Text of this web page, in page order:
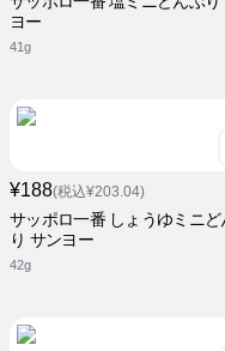
ヨー
41g
¥188(税込¥203.04)
サッポロ一番 しょうゆミニど
り サンヨー
42g